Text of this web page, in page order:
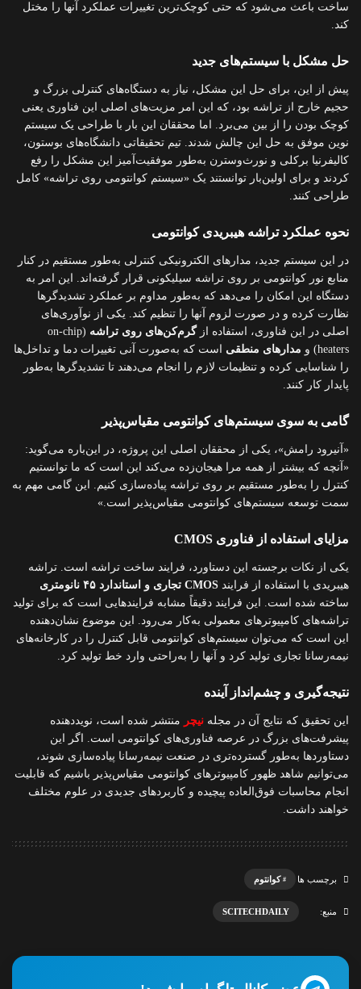
ساخت باعث می‌شود که حتی کوچک‌ترین تغییرات عملکرد آنها را مختل
کند.
حل مشکل با سیستم‌های جدید
پیش از این، برای حل این مشکل، نیاز به دستگاه‌های کنترلی بزرگ و
حجیم خارج از تراشه بود، که این امر مزیت‌های اصلی این فناوری یعنی
کوچک بودن را از بین می‌برد. اما محققان این بار با طراحی یک سیستم
نوین موفق به حل این چالش شدند. تیم تحقیقاتی دانشگاه‌های بوستون،
کالیفرنیا برکلی و نورث‌وسترن به‌طور موفقیت‌آمیز این مشکل را رفع
کردند و برای اولین‌بار توانستند یک «سیستم کوانتومی روی تراشه» کامل
طراحی کنند.
نحوه عملکرد تراشه هیبریدی کوانتومی
در این سیستم جدید، مدارهای الکترونیکی کنترلی به‌طور مستقیم در کنار
منابع نور کوانتومی بر روی تراشه سیلیکونی قرار گرفته‌اند. این امر به
دستگاه این امکان را می‌دهد که به‌طور مداوم بر عملکرد تشدیدگرها
نظارت کرده و در صورت لزوم آنها را تنظیم کند. یکی از نوآوری‌های
اصلی در این فناوری، استفاده ازگرم‌کن‌های روی تراشه
(on-chip
heaters) و
مدارهای منطقی است که به‌صورت آنی تغییرات دما و تداخل‌ها
را شناسایی کرده و تنظیمات لازم را انجام می‌دهند تا تشدیدگرها به‌طور
پایدار کار کنند.
گامی به سوی سیستم‌های کوانتومی مقیاس‌پذیر
«آنیرود رامش»، یکی از محققان اصلی این پروژه، در این‌باره می‌گوید:
«آنچه که بیشتر از همه مرا هیجان‌زده می‌کند این است که ما توانستیم
کنترل را به‌طور مستقیم بر روی تراشه پیاده‌سازی کنیم. این گامی مهم به
سمت توسعه سیستم‌های کوانتومی مقیاس‌پذیر است.»
مزایای استفاده از فناوری CMOS
یکی از نکات برجسته این دستاورد، فرایند ساخت تراشه است. تراشه
هیبریدی با استفاده از فرایند CMOS تجاری و استاندارد ۴۵ نانومتری
ساخته شده است. این فرایند دقیقاً مشابه فرایندهایی است که برای تولید
تراشه‌های کامپیوترهای معمولی به‌کار می‌رود. این موضوع نشان‌دهنده
این است که می‌توان سیستم‌های کوانتومی قابل کنترل را در کارخانه‌های
نیمه‌رسانا تجاری تولید کرد و آنها را به‌راحتی وارد خط تولید کرد.
نتیجه‌گیری و چشم‌انداز آینده
این تحقیق که نتایج آن در مجله نیچر منتشر شده است، نویددهنده
پیشرفت‌های بزرگ در عرصه فناوری‌های کوانتومی است. اگر این
دستاوردها به‌طور گسترده‌تری در صنعت نیمه‌رسانا پیاده‌سازی شوند،
می‌توانیم شاهد ظهور کامپیوترهای کوانتومی مقیاس‌پذیر باشیم که قابلیت
انجام محاسبات فوق‌العاده پیچیده و کاربردهای جدیدی در علوم مختلف
خواهند داشت.
برچسب ها کوانتوم
منبع: SCITECHDAILY